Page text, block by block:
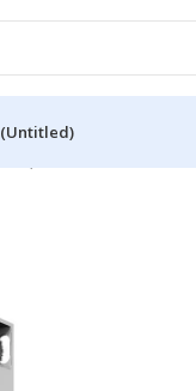
(Untitled)